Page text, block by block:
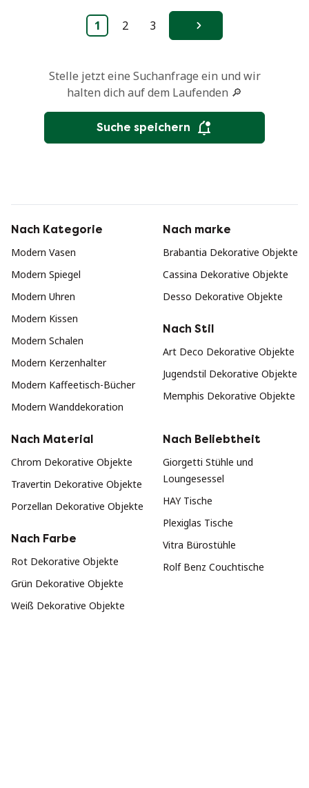
1 2 3 Weiter
Stelle jetzt eine Suchanfrage ein und wir
halten dich auf dem Laufenden 🔎
Suche speichern
Nach Kategorie
Modern Vasen
Modern Spiegel
Modern Uhren
Modern Kissen
Modern Schalen
Modern Kerzenhalter
Modern Kaffeetisch-Bücher
Modern Wanddekoration
Nach marke
Brabantia Dekorative Objekte
Cassina Dekorative Objekte
Desso Dekorative Objekte
Nach Stil
Art Deco Dekorative Objekte
Jugendstil Dekorative Objekte
Memphis Dekorative Objekte
Nach Material
Chrom Dekorative Objekte
Travertin Dekorative Objekte
Porzellan Dekorative Objekte
Nach Farbe
Rot Dekorative Objekte
Grün Dekorative Objekte
Weiß Dekorative Objekte
Nach Beliebtheit
Giorgetti Stühle und
Loungesessel
HAY Tische
Plexiglas Tische
Vitra Bürostühle
Rolf Benz Couchtische